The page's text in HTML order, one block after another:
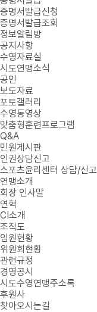
증명서발급신청
증명서발급조회
정보알림방
공지사항
수영자료실
시도연맹소식
공인
보도자료
포토갤러리
수영동영상
맞춤형훈련프로그램
Q&A
민원게시판
인권상담신고
스포츠윤리센터 상담/신고
연맹소개
회장 인사말
연혁
CI소개
조직도
임원현황
위원회현황
관련규정
경영공시
시도수영연맹주소록
후원사
찾아오시는길